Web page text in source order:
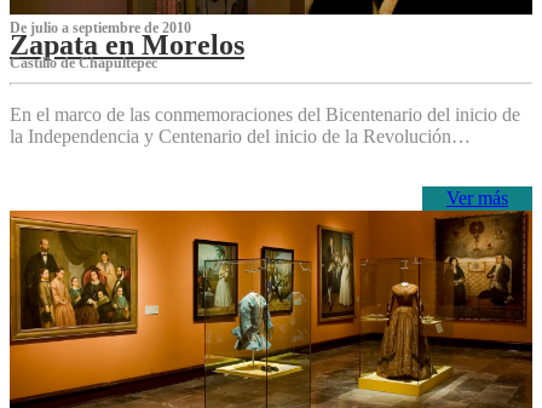
De julio a septiembre de 2010
Zapata en Morelos
Castillo de Chapultepec
En el marco de las conmemoraciones del Bicentenario del inicio de
la Independencia y Centenario del inicio de la Revolución…
Ver más